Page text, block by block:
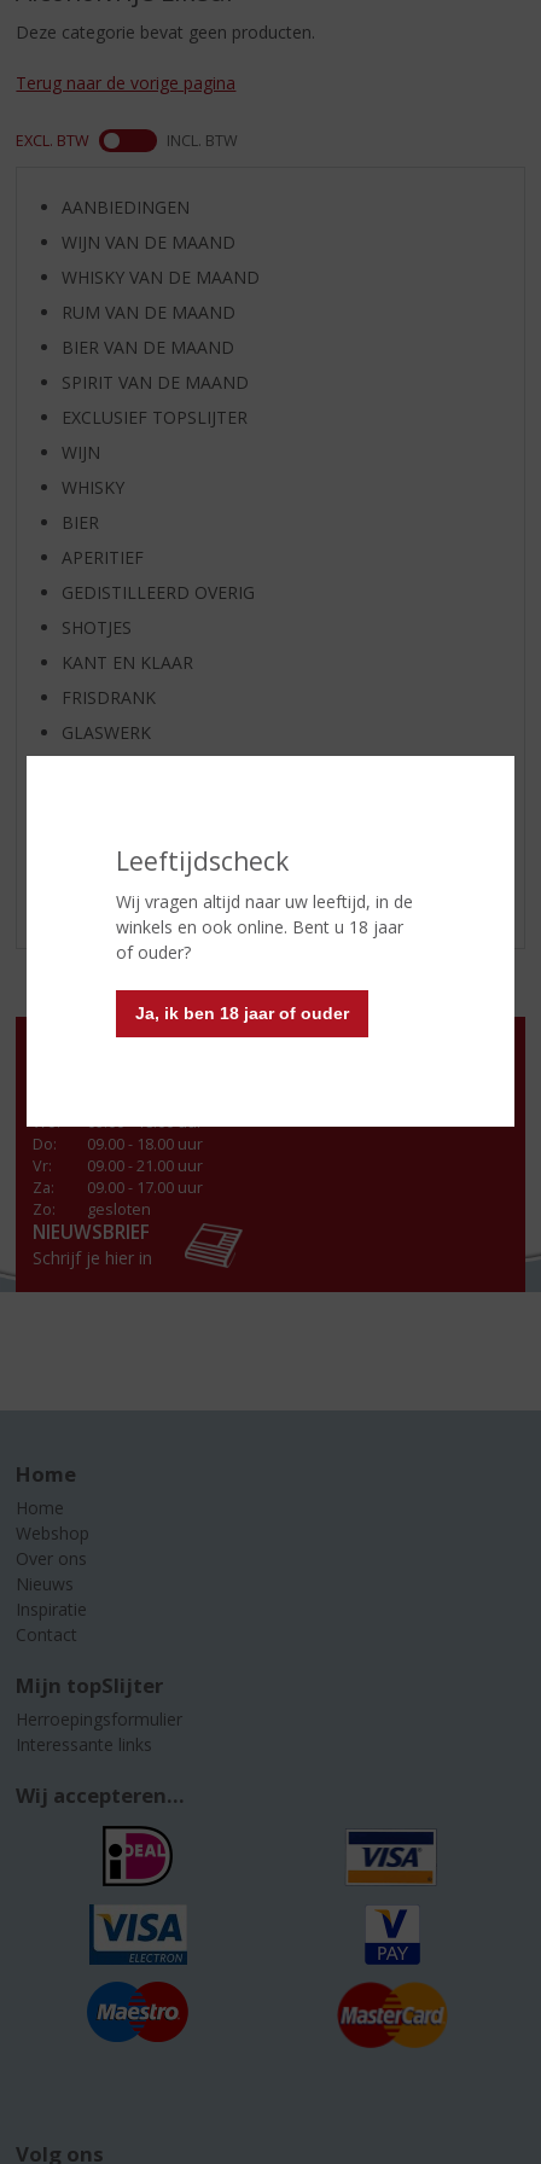
p
i
g
Leeftijdscheck
Wij vragen altijd naar uw leeftijd, in de
winkels en ook online. Bent u 18 jaar
of ouder?
Ja, ik ben 18 jaar of ouder
Deze categorie bevat geen producten.
Terug naar de vorige pagina
EXCL. BTW INCL. BTW
AANBIEDINGEN
WIJN VAN DE MAAND
WHISKY VAN DE MAAND
RUM VAN DE MAAND
BIER VAN DE MAAND
SPIRIT VAN DE MAAND
EXCLUSIEF TOPSLIJTER
WIJN
WHISKY
BIER
APERITIEF
GEDISTILLEERD OVERIG
SHOTJES
KANT EN KLAAR
FRISDRANK
GLASWERK
VEGAN DRANKEN
LOKALE DRANKEN
Openingstijden
Wo:
09.00 - 18.00 uur
Do:
09.00 - 18.00 uur
Vr:
09.00 - 21.00 uur
Za:
09.00 - 17.00 uur
Zo:
gesloten
NIEUWSBRIEF
Schrijf je hier in
Home
Home
Webshop
Over ons
Nieuws
Inspiratie
Contact
Mijn topSlijter
Herroepingsformulier
Interessante links
Wij accepteren...
Volg ons